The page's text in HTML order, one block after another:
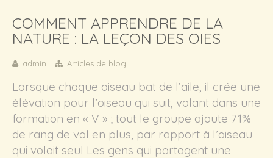
COMMENT APPRENDRE DE LA
NATURE : LA LEÇON DES OIES
admin Articles de blog
Lorsque chaque oiseau bat de l’aile, il crée une
élévation pour l’oiseau qui suit, volant dans une
formation en « V » ; tout le groupe ajoute 71%
de rang de vol en plus, par rapport à l’oiseau
qui volait seul Les gens qui partagent une